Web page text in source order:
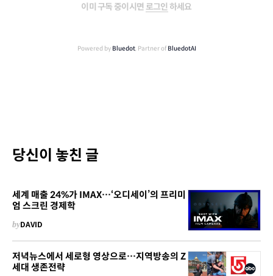
이미 구독 중이시면 로그인 하세요
Powered by Bluedot, Partner of BluedotAI
당신이 놓친 글
세계 매출 24%가 IMAX…‘오디세이’의 프리미
엄 스크린 경제학
byDAVID
저녁뉴스에서 세로형 영상으로…지역방송의 Z
세대 생존전략